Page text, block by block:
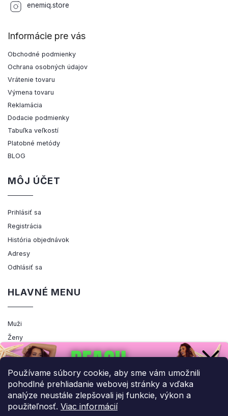
Používame súbory cookie, aby sme vám umožnili
pohodlné prehliadanie webovej stránky a vďaka
analýze neustále zlepšovali jej funkcie, výkon a
použiteľnosť. Viac informácií
enemiq.store
Informácie pre vás
Obchodné podmienky
Ochrana osobných údajov
Vrátenie tovaru
Výmena tovaru
Reklamácia
Dodacie podmienky
Tabuľka veľkostí
Platobné metódy
BLOG
MÔJ ÚČET
Prihlásiť sa
Registrácia
História objednávok
Adresy
Odhlásiť sa
HLAVNÉ MENU
Muži
Ženy
Výpredaj